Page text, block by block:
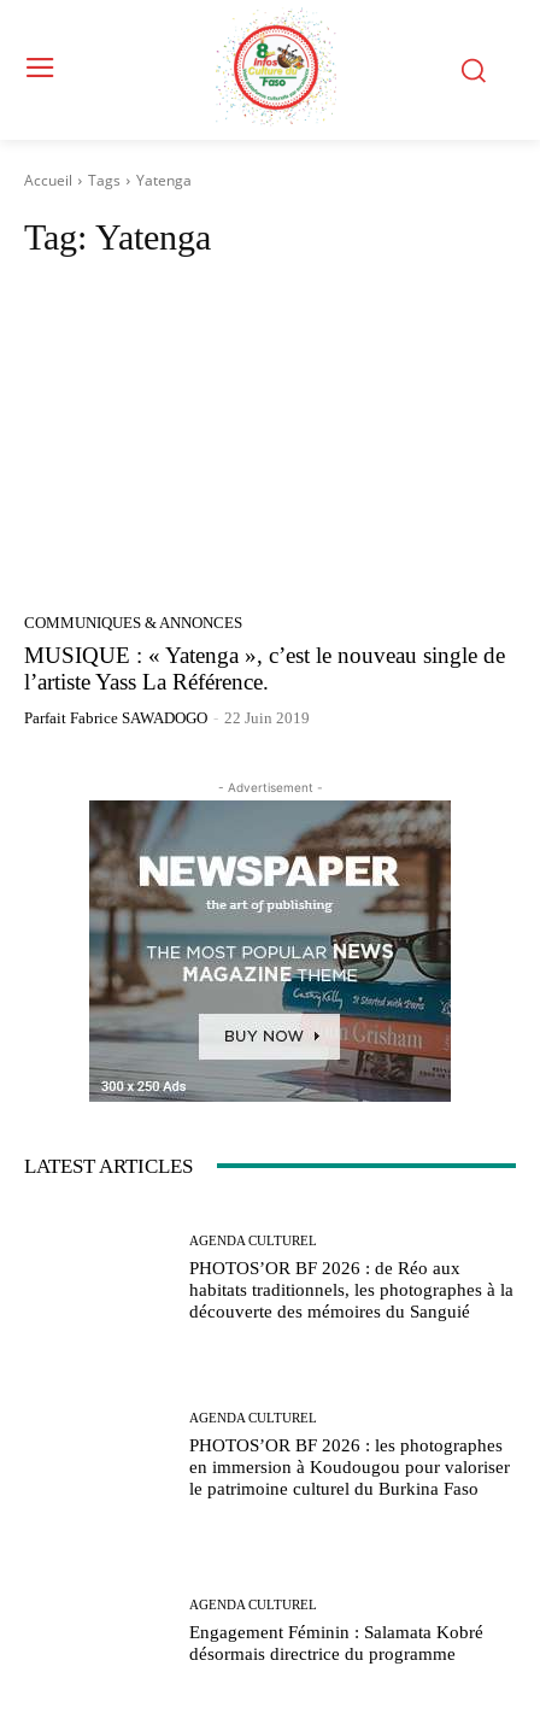
Accueil Tags Yatenga
Tag: Yatenga
COMMUNIQUES & ANNONCES
MUSIQUE : « Yatenga », c’est le nouveau single de
l’artiste Yass La Référence.
Parfait Fabrice SAWADOGO - 22 Juin 2019
- Advertisement -
LATEST ARTICLES
AGENDA CULTUREL
PHOTOS’OR BF 2026 : de Réo aux
habitats traditionnels, les photographes à la
découverte des mémoires du Sanguié
AGENDA CULTUREL
PHOTOS’OR BF 2026 : les photographes
en immersion à Koudougou pour valoriser
le patrimoine culturel du Burkina Faso
AGENDA CULTUREL
Engagement Féminin : Salamata Kobré
désormais directrice du programme